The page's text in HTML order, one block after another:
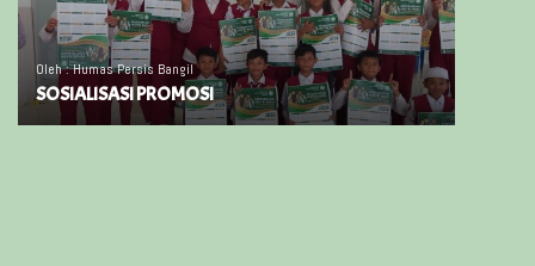
Oleh : Humas Persis Bangil
SOSIALISASI PROMOSI